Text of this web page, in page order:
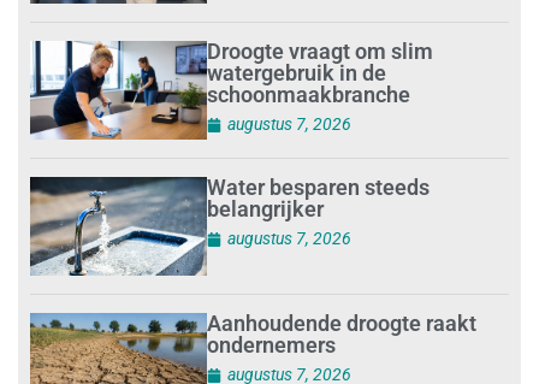
Droogte vraagt om slim
watergebruik in de
schoonmaakbranche
augustus 7, 2026
Water besparen steeds
belangrijker
augustus 7, 2026
Aanhoudende droogte raakt
ondernemers
augustus 7, 2026